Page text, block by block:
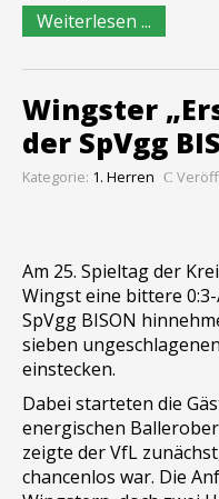
Weiterlesen ...
Wingster
der SpVgg
Kategorie: 1. Herren
Am 25. Spieltag der
Wingst eine bittere
SpVgg BISON
sieben
einstecken.
Dabei starteten die
energischen
zeigte der VfL
chancenlos war. Die